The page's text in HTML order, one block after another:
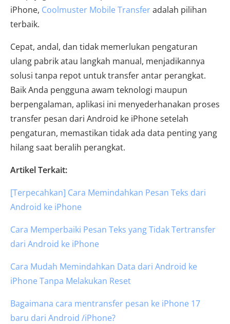
iPhone, Coolmuster Mobile Transferadalah pilihan
terbaik.
Cepat, andal, dan tidak memerlukan pengaturan
ulang pabrik atau langkah manual, menjadikannya
solusi tanpa repot untuk transfer antar perangkat.
Baik Anda pengguna awam teknologi maupun
berpengalaman, aplikasi ini menyederhanakan proses
transfer pesan dari Android ke iPhone setelah
pengaturan, memastikan tidak ada data penting yang
hilang saat beralih perangkat.
Artikel Terkait:
[Terpecahkan] Cara Memindahkan Pesan Teks dari
Android ke iPhone
Cara Memperbaiki Pesan Teks yang Tidak Tertransfer
dari Android ke iPhone
Cara Mudah Memindahkan Data dari Android ke
iPhone Tanpa Melakukan Reset
Bagaimana cara mentransfer pesan ke iPhone 17
baru dari Android /iPhone?